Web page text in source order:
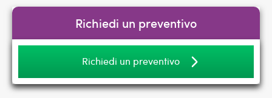
Richiedi un preventivo
Richiedi un preventivo